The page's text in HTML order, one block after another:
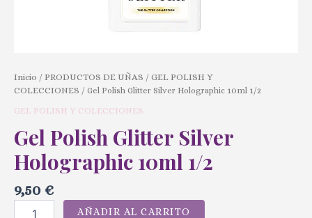
Inicio / PRODUCTOS DE UÑAS / GEL POLISH Y
COLECCIONES / Gel Polish Glitter Silver Holographic 10ml 1/2
GEL POLISH Y COLECCIONES
Gel Polish Glitter Silver
Holographic 10ml 1/2
9,50 €
AÑADIR AL CARRITO